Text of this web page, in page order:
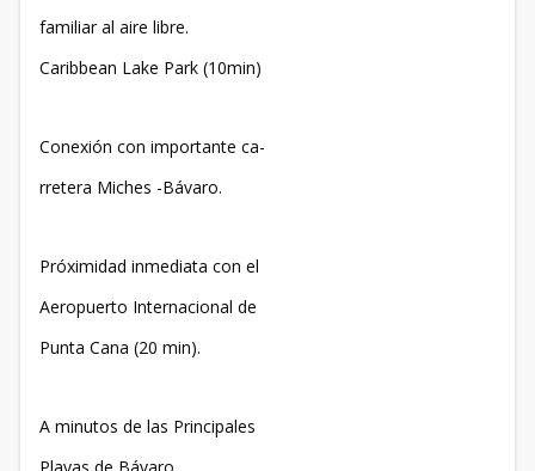
familiar al aire libre.
Caribbean Lake Park (10min)
Conexión con importante ca-
rretera Miches -Bávaro.
Próximidad inmediata con el
Aeropuerto Internacional de
Punta Cana (20 min).
A minutos de las Principales